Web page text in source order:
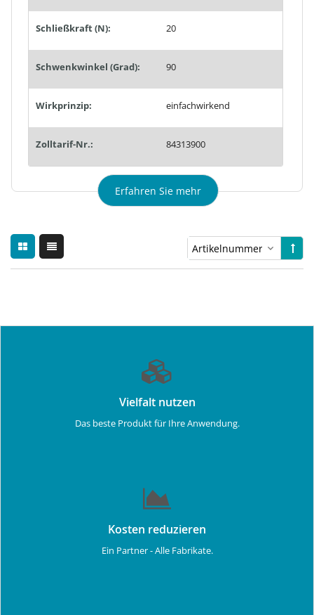
Schließkraft (N): 20
Schwenkwinkel (Grad): 90
Wirkprinzip: einfachwirkend
Zolltarif-Nr.: 84313900
Erfahren Sie mehr
Vielfalt nutzen
Das beste Produkt für Ihre Anwendung.
Kosten reduzieren
Ein Partner - Alle Fabrikate.